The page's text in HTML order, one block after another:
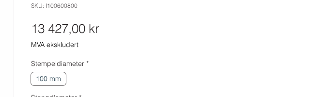
SKU: I100600800
13 427,00 kr
MVA ekskludert
Stempeldiameter *
100 mm